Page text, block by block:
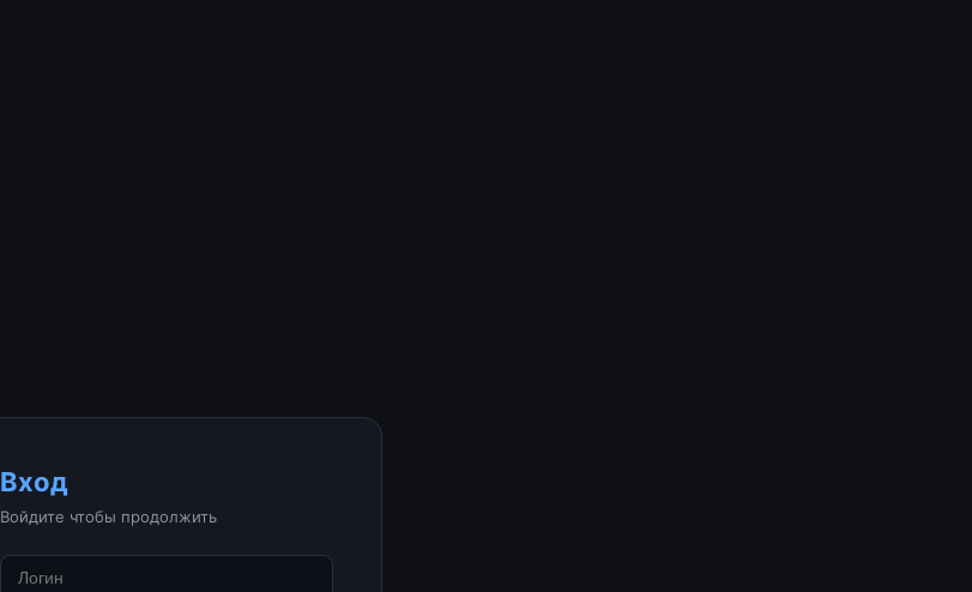
Вход
Войдите чтобы продолжить